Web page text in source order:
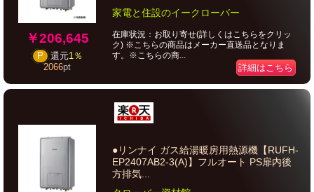
￥206,645
P 還元1％
2066pt
家電と住設のイークローバー
在庫状況：お取り寄せ(詳しくはこちらをクリッ
ク) ※こちらの商品はメーカー直送品となりま
す。※こちらの商...
詳細はこちら
●リンナイ ガス給湯暖房用熱源機【RUFH-
EP2407AB2-3(A)】フルオート PS扉内後
方排気...